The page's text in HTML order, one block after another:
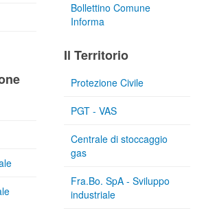
Bollettino Comune
Informa
Il Territorio
Protezione Civile
PGT - VAS
Centrale di stoccaggio
gas
Fra.Bo. SpA - Sviluppo
industriale